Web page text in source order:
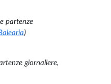
partenze
)
giornaliere,